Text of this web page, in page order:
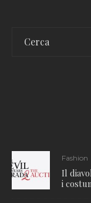
Fashion
Il
i